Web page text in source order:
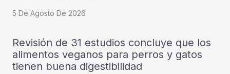
5 De Agosto De 2026
Revisión de 31 estudios concluye que los
alimentos veganos para perros y gatos
tienen buena digestibilidad